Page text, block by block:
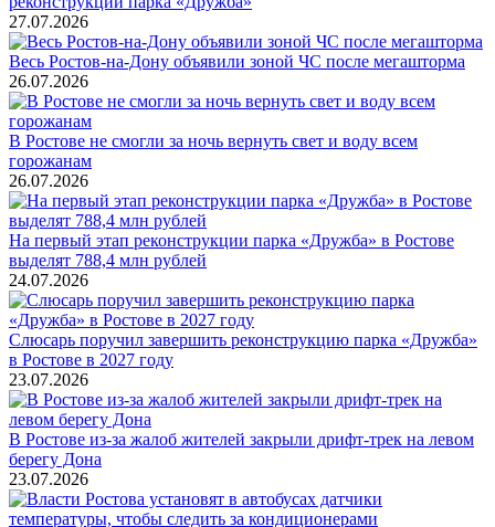
27.07.2026
Весь Ростов-на-Дону объявили зоной ЧС после мегашторма
26.07.2026
В Ростове не смогли за ночь вернуть свет и воду всем
горожанам
26.07.2026
На первый этап реконструкции парка «Дружба» в Ростове
выделят 788,4 млн рублей
24.07.2026
Слюсарь поручил завершить реконструкцию парка «Дружба»
в Ростове в 2027 году
23.07.2026
В Ростове из-за жалоб жителей закрыли дрифт-трек на левом
берегу Дона
23.07.2026